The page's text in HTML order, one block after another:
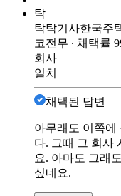
탁
탁탁기사한국주
코전무 ∙ 채택률
회사
일치
채택된 답변
아무래도 이쪽에
다. 그때 그 회사
요. 아마도 그래
싶네요.